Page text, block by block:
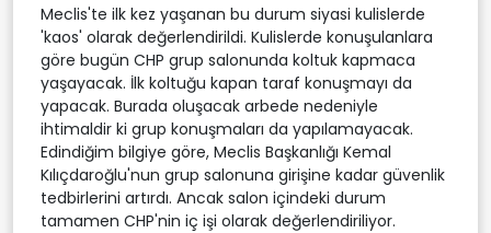
Meclis'te ilk kez yaşanan bu durum siyasi kulislerde
'kaos' olarak değerlendirildi. Kulislerde konuşulanlara
göre bugün CHP grup salonunda koltuk kapmaca
yaşayacak. İlk koltuğu kapan taraf konuşmayı da
yapacak. Burada oluşacak arbede nedeniyle
ihtimaldir ki grup konuşmaları da yapılamayacak.
Edindiğim bilgiye göre, Meclis Başkanlığı Kemal
Kılıçdaroğlu'nun grup salonuna girişine kadar güvenlik
tedbirlerini artırdı. Ancak salon içindeki durum
tamamen CHP'nin iç işi olarak değerlendiriliyor.